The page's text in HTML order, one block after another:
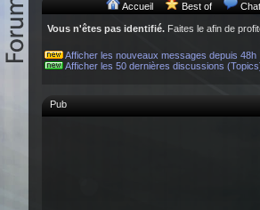
Accueil Best of
Vous n'êtes pas identifié. Faites le afin de
Afficher les nouveaux messages depuis 48h
Afficher les 50 dernières discussions
Pub